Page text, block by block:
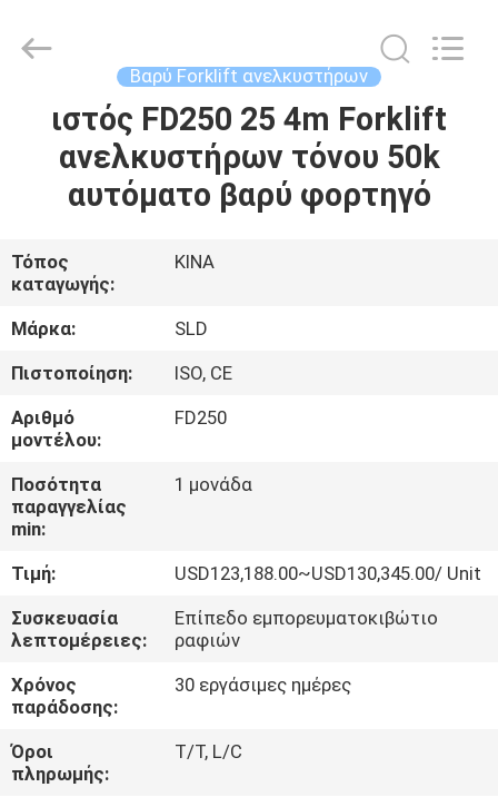
ΣΠΊΤΙ
ΠΡΟΪΌΝΤΑ
ΠΕΡΊΠΟΥ
ΕΜΕΊΣ
ΓΎΡΟΣ
ΕΡΓΟΣΤΑΣΊΩΝ
ΠΟΙΟΤΙΚΌΣ
ΈΛΕΓΧΟΣ
SITEMAP
PRIVACY
POLICY
Βαρύ Forklift ανελκυστήρων
ιστός FD250 25 4m Forklift
ανελκυστήρων τόνου 50k
αυτόματο βαρύ φορτηγό
Τόπος
καταγωγής:
ΚΙΝΑ
Μάρκα:
SLD
Πιστοποίηση:
ISO, CE
Αριθμό
μοντέλου:
FD250
Ποσότητα
παραγγελίας
min:
1 μονάδα
Τιμή:
USD123,188.00~USD130,345.00/ Unit
Συσκευασία
λεπτομέρειες:
Επίπεδο εμπορευματοκιβώτιο
ραφιών
Χρόνος
παράδοσης:
30 εργάσιμες ημέρες
Όροι
πληρωμής:
T/T, L/C